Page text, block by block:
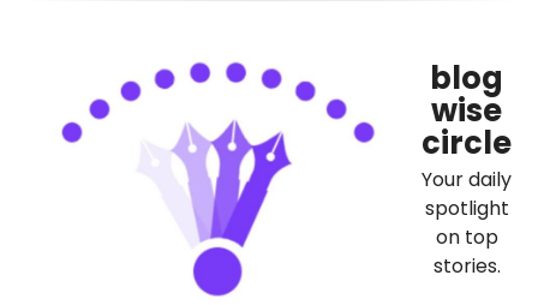
blog
wise
circle
Your daily
spotlight
on top
stories.